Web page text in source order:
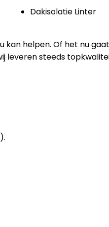
Dakisolatie Linter
kan helpen. Of het nu gaat
leveren steeds